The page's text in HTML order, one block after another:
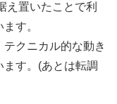
え置いたことで利
す。
クニカル的な動き
す。(あとは転調